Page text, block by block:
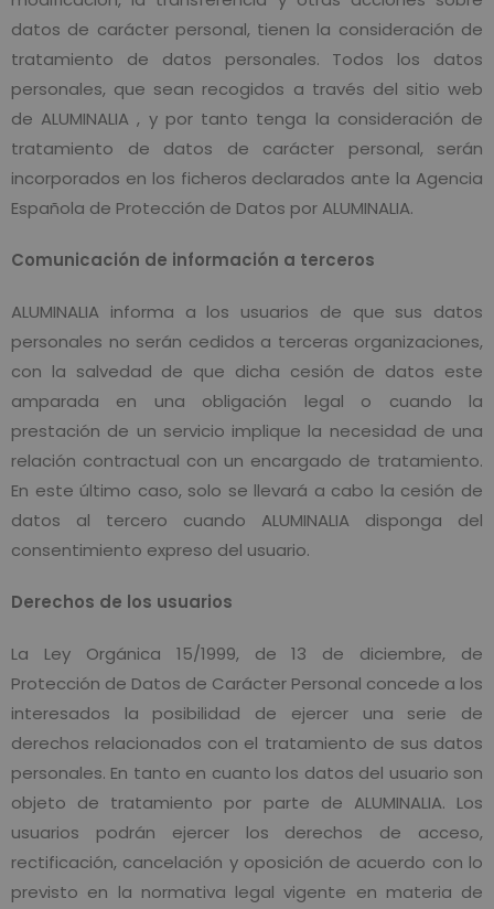
datos de carácter personal, tienen la consideración de
tratamiento de datos personales. Todos los datos
personales, que sean recogidos a través del sitio web
de ALUMINALIA , y por tanto tenga la consideración de
tratamiento de datos de carácter personal, serán
incorporados en los ficheros declarados ante la Agencia
Española de Protección de Datos por ALUMINALIA.
Comunicación de información a terceros
ALUMINALIA informa a los usuarios de que sus datos
personales no serán cedidos a terceras organizaciones,
con la salvedad de que dicha cesión de datos este
amparada en una obligación legal o cuando la
prestación de un servicio implique la necesidad de una
relación contractual con un encargado de tratamiento.
En este último caso, solo se llevará a cabo la cesión de
datos al tercero cuando ALUMINALIA disponga del
consentimiento expreso del usuario.
Derechos de los usuarios
La Ley Orgánica 15/1999, de 13 de diciembre, de
Protección de Datos de Carácter Personal concede a los
interesados la posibilidad de ejercer una serie de
derechos relacionados con el tratamiento de sus datos
personales. En tanto en cuanto los datos del usuario son
objeto de tratamiento por parte de ALUMINALIA. Los
usuarios podrán ejercer los derechos de acceso,
rectificación, cancelación y oposición de acuerdo con lo
previsto en la normativa legal vigente en materia de